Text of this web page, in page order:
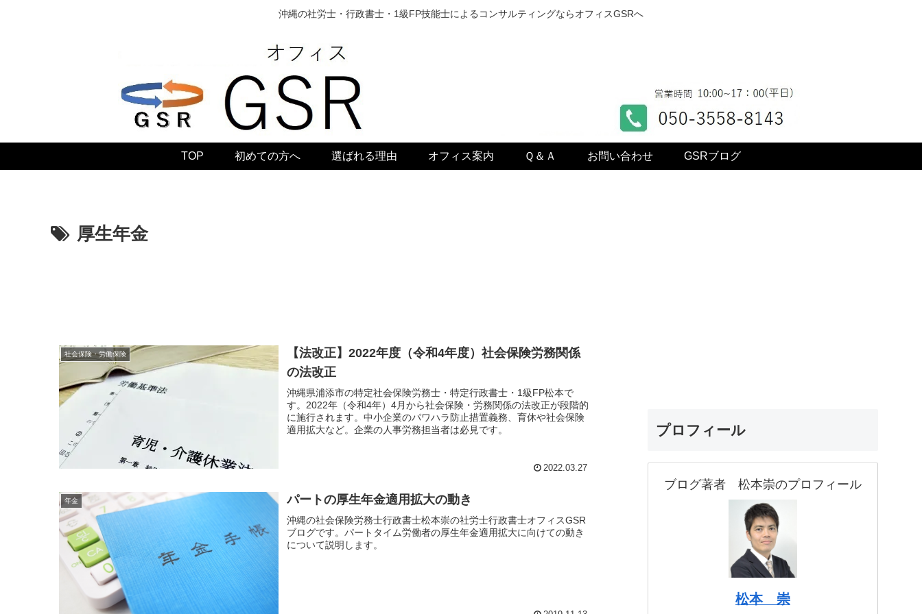
沖縄の社労士・行政書士・1級FP技能士によるコンサルティングならオフィスGSRへ
TOP 初めての方へ 選ばれる理由 オフィス案内 Ｑ＆Ａ お問い合わせ GSRブログ
厚生年金
社会保険・労働保険
【法改正】2022年度（令和4年度）社会保険労務関係
の法改正
沖縄県浦添市の特定社会保険労務士・特定行政書士・1級FP松本で
す。2022年（令和4年）4月から社会保険・労務関係の法改正が段階的
に施行されます。中小企業のパワハラ防止措置義務、育休や社会保険
適用拡大など。企業の人事労務担当者は必見です。
2022.03.27
年金 パートの厚生年金適用拡大の動き
沖縄の社会保険労務士行政書士松本崇の社労士行政書士オフィスGSR
ブログです。パートタイム労働者の厚生年金適用拡大に向けての動き
について説明します。
プロフィール
ブログ著者 松本崇のプロフィール
松本 崇